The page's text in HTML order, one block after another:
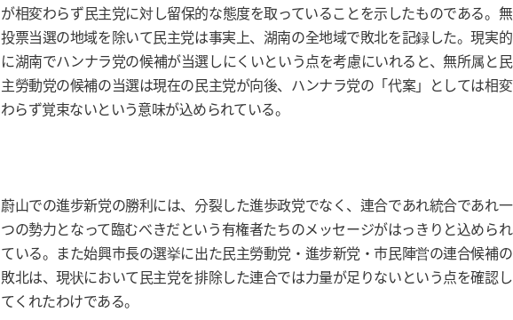
が相変わらず民主党に対し留保的な態度を取っていることを示したものである。無
投票当選の地域を除いて民主党は事実上、湖南の全地域で敗北を記録した。現実的
に湖南でハンナラ党の候補が当選しにくいという点を考慮にいれると、無所属と民
主勞動党の候補の当選は現在の民主党が向後、ハンナラ党の「代案」としては相変
わらず覚束ないという意味が込められている。
蔚山での進步新党の勝利には、分裂した進歩政党でなく、連合であれ統合であれ一
つの勢力となって臨むべきだという有権者たちのメッセージがはっきりと込められ
ている。また始興市長の選挙に出た民主勞動党・進步新党・市民陣営の連合候補の
敗北は、現状において民主党を排除した連合では力量が足りないという点を確認し
てくれたわけである。